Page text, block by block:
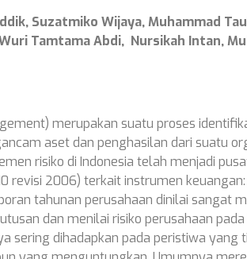
Suzatmiko Wijaya, Muhammad
Tamtama Abdi, Nursikah Intan,
merupakan suatu proses
aset dan penghasilan dari suatu
risiko di Indonesia telah menjadi
revisi 2006) terkait instrumen
tahunan perusahaan dinilai sangat
dan menilai risiko perusahaan
sering dihadapkan pada peristiwa